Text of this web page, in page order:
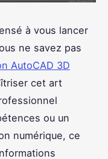
à vous lancer
ne savez pas
AutoCAD 3D
cet art
ou un
numérique, ce